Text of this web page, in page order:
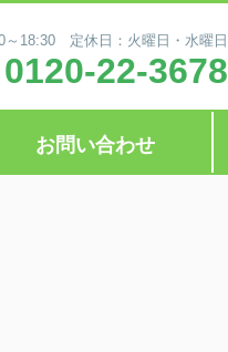
～18:30 定休日：火曜日・水曜日
0120-22-3678
お問い合わせ